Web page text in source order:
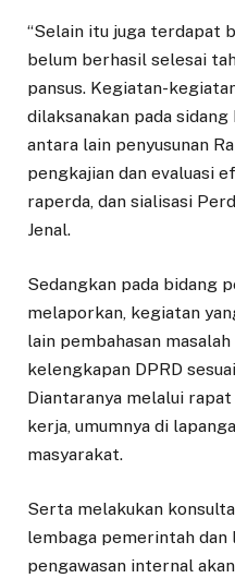
“Selain itu juga terdapat
belum berhasil selesai
pansus. Kegiatan-
dilaksanakan pada
antara lain penyusunan
pengkajian dan evaluasi
raperda, dan sialisasi
Jenal.
Sedangkan pada bidang
melaporkan, kegiatan
lain pembahasan
kelengkapan DPRD
Diantaranya melalui
kerja, umumnya di
masyarakat.
Serta melakukan
lembaga pemerintah dan
pengawasan internal